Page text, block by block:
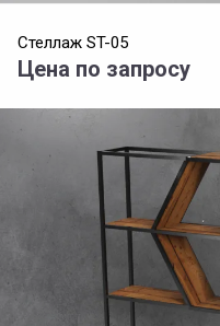
Стеллаж ST-05
Цена по запросу